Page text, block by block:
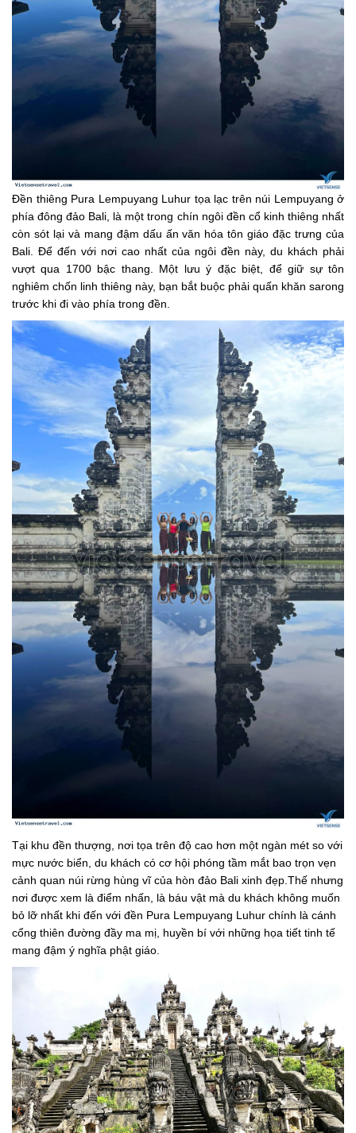
Đền thiêng Pura Lempuyang Luhur tọa lạc trên núi Lempuyang ở
phía đông đảo Bali, là một trong chín ngôi đền cổ kinh thiêng nhất
còn sót lại và mang đậm dấu ấn văn hóa tôn giáo đặc trưng của
Bali. Để đến với nơi cao nhất của ngôi đền này, du khách phải
vượt qua 1700 bậc thang. Một lưu ý đặc biệt, để giữ sự tôn
nghiêm chốn linh thiêng này, bạn bắt buộc phải quấn khăn sarong
trước khi đi vào phía trong đền.
Tại khu đền thượng, nơi tọa trên độ cao hơn một ngàn mét so với
mực nước biển, du khách có cơ hội phóng tầm mắt bao trọn vẹn
cảnh quan núi rừng hùng vĩ của hòn đảo Bali xinh đẹp.Thế nhưng
nơi được xem là điểm nhấn, là báu vật mà du khách không muốn
bỏ lỡ nhất khi đến với đền Pura Lempuyang Luhur chính là cánh
cổng thiên đường đầy ma mị, huyền bí với những họa tiết tinh tế
mang đậm ý nghĩa phật giáo.